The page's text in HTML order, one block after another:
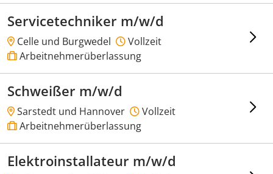
Servicetechniker m/w/d
Celle und Burgwedel
Vollzeit
Arbeitnehmerüberlassung
Schweißer m/w/d
Sarstedt und Hannover
Vollzeit
Arbeitnehmerüberlassung
Elektroinstallateur m/w/d